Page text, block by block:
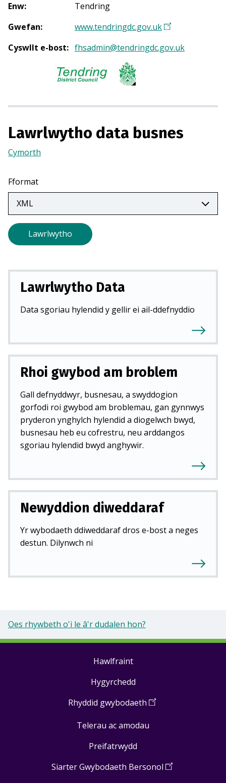
Enw:
Tendring
Gwefan: www.tendringdc.gov.uk(
n
r
e
w
b
e
d
Cyswllt e-bost: fhsadmin@tendringdc.gov.uk
Lawrlwytho data busnes
Cymorth
tab
Fformat
Lawrlwytho
Lawrlwytho Data
Data sgoriau hylendid y gellir ei ail-ddefnyddio
Rhoi gwybod am broblem
Gall defnyddwyr, busnesau, a swyddogion
gorfodi roi gwybod am broblemau, gan gynnwys
pryderon ynghylch hylendid a diogelwch bwyd,
busnesau heb eu cofrestru, neu arddangos
sgoriau hylendid bwyd anghywir.
Newyddion diweddaraf
Yr wybodaeth ddiweddaraf dros e-bost a neges
destun. Dilynwch ni
Oes rhywbeth o'i le â'r dudalen hon?
Hawlfraint
Hygyrchedd
Rhyddid gwybodaeth (Open
a
Telerau ac amodau
Preifatrwydd
Siarter Gwybodaeth Bersonol (Open